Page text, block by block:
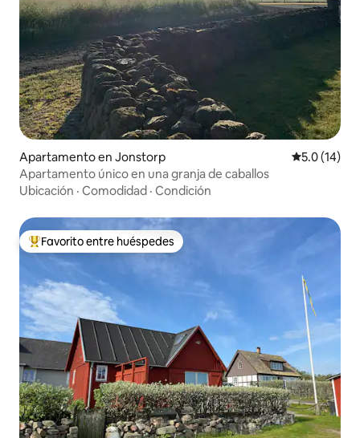
Apartamento en Jonstorp Calificación
5.0 (14)
Apartamento único en una granja de caballos
Ubicación · Comodidad · Condición
Favorito entre huéspedes preferido
Favorito entre huéspedes